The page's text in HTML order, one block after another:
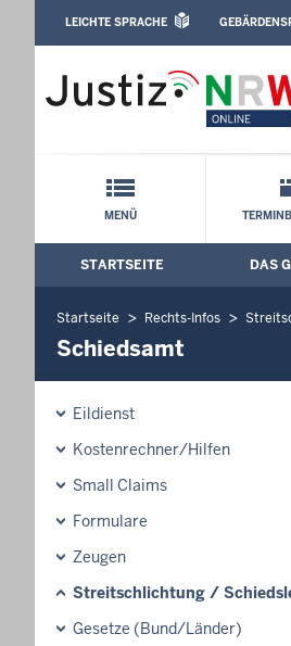
Amtsgericht Iserlohn:
Leichte Sprache,
LEICHTE SPRACHE
Schnellnavigation mit
MENÜ
Hauptmenü:
STARTSEITE DAS
Startseite Rechts-Infos
Schiedsamt
Eildienst
Kostenrechner/Hilfen
Small Claims
Formulare
Zeugen
Streitschlichtung /
Gesetze (Bund/Länder)